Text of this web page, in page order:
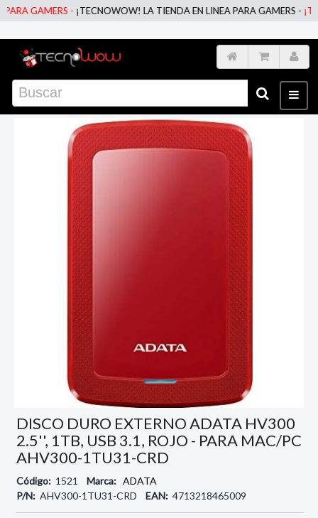
GAMERS -¡TECNOWOW! LA TIENDA EN LINEA PARA GAMERS -
DISCO DURO EXTERNO ADATA HV300
2.5'', 1TB, USB 3.1, ROJO - PARA MAC/PC
AHV300-1TU31-CRD
Código: 1521 Marca: ADATA
P/N: AHV300-1TU31-CRD EAN: 4713218465009